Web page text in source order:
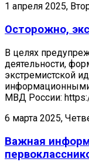
1 апреля 2025,
Осторожно,
В целях
деятельности,
экстремистской
МВД России:
6 марта 2025,
Важная